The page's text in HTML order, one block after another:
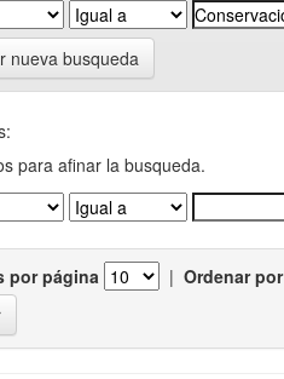
nueva busqueda
para afinar la busqueda.
por página | Ordenar por